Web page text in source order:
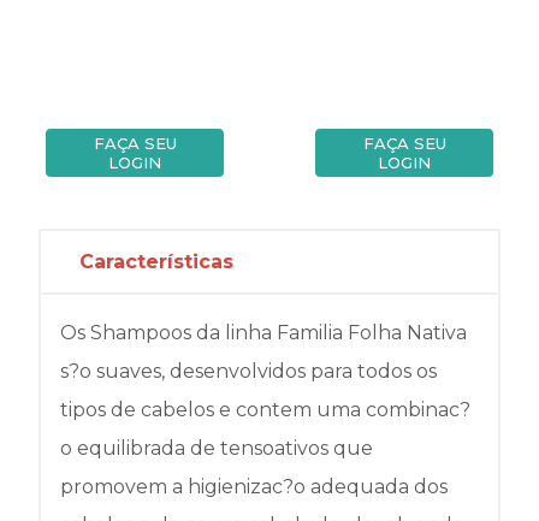
FAÇA SEU
LOGIN
FAÇA SEU
LOGIN
Características
Os Shampoos da linha Familia Folha Nativa
s?o suaves, desenvolvidos para todos os
tipos de cabelos e contem uma combinac?
o equilibrada de tensoativos que
promovem a higienizac?o adequada dos